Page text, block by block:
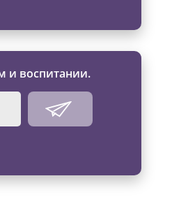
и воспитании.